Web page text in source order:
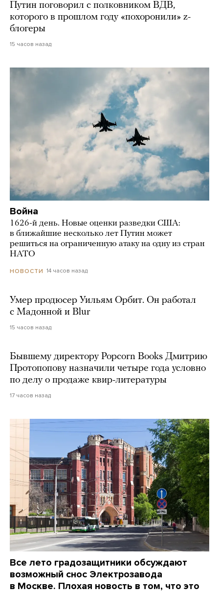
Путин поговорил с полковником ВДВ,
которого в прошлом году «похоронили» z-
блогеры
15 часов назад
Война
1626-й день. Новые оценки разведки США:
в ближайшие несколько лет Путин может
решиться на ограниченную атаку на одну из стран
НАТО
НОВОСТИ 14 часов назад
Умер продюсер Уильям Орбит. Он работал
с Мадонной и Blur
15 часов назад
Бывшему директору Popcorn Books Дмитрию
Протопопову назначили четыре года условно
по делу о продаже квир-литературы
17 часов назад
Все лето градозащитники обсуждают
возможный снос Электрозавода
в Москве. Плохая новость в том, что это